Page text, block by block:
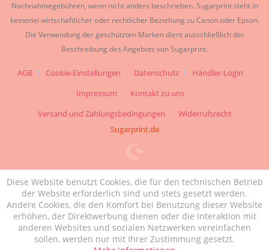
Nachnahmegebühren, wenn nicht anders beschrieben. Sugarprint steht in
keinerlei wirtschaftlicher oder rechtlicher Beziehung zu Canon oder Epson.
Die Verwendung der geschützten Marken dient ausschließlich der
Beschreibung des Angebots von Sugarprint.
AGB Cookie-Einstellungen Datenschutz
Händler-Login
Impressum
Kontakt zu uns
Versand und Zahlungsbedingungen
Widerrufsrecht
Sugarprint.de
Diese Website benutzt Cookies, die für den technischen Betrieb
der Website erforderlich sind und stets gesetzt werden.
Andere Cookies, die den Komfort bei Benutzung dieser Website
erhöhen, der Direktwerbung dienen oder die Interaktion mit
anderen Websites und sozialen Netzwerken vereinfachen
sollen, werden nur mit Ihrer Zustimmung gesetzt.